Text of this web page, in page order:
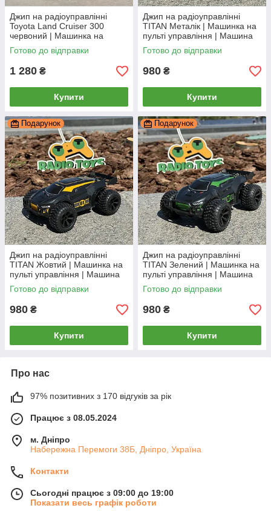
Джип на радіоуправлінні
Toyota Land Cruiser 300
червоний | Машинка на
пульті управління | Тойота
Ленд Крузер | Крузак
Готово до відправки
1 280 ₴
Купити
Джип на радіоуправлінні
TITAN Металік | Машинка на
пульті управління | Машина
на радіокеруванні
Готово до відправки
980 ₴
Купити
Подарунок
Джип на радіоуправлінні
TITAN Жовтий | Машинка на
пульті управління | Машина
на радіокеруванні
Готово до відправки
980 ₴
Купити
Подарунок
Джип на радіоуправлінні
TITAN Зелений | Машинка на
пульті управління | Машина
на радіокеруванні
Готово до відправки
980 ₴
Купити
Про нас
97% позитивних з 170 відгуків за рік
Працює з 08.05.2024
м. Дніпро
Набережна Перемоги 38Б, Дніпро, Україна
Контакти
Сьогодні працює з 09:00 до 19:00
Показати весь графік роботи